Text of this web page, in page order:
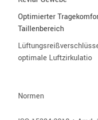
Optimierter
Taillenbereich
optimale Luftzirkulatio
Normen